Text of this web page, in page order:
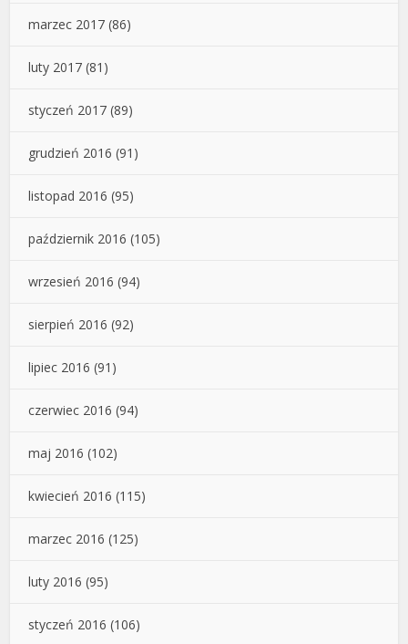
marzec 2017 (86)
luty 2017 (81)
styczeń 2017 (89)
grudzień 2016 (91)
listopad 2016 (95)
październik 2016 (105)
wrzesień 2016 (94)
sierpień 2016 (92)
lipiec 2016 (91)
czerwiec 2016 (94)
maj 2016 (102)
kwiecień 2016 (115)
marzec 2016 (125)
luty 2016 (95)
styczeń 2016 (106)